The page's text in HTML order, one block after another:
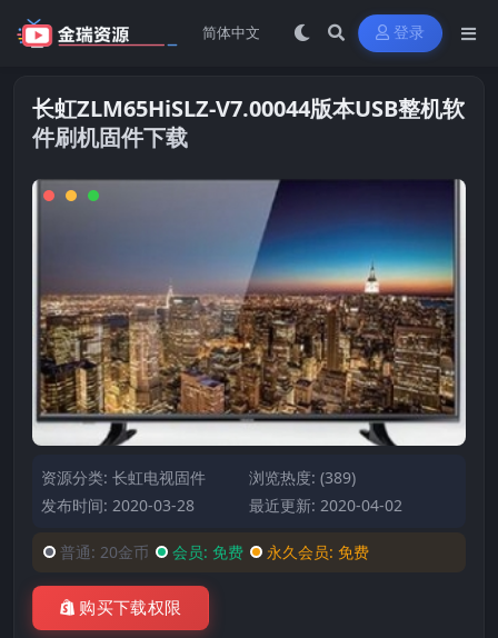
登录
长虹ZLM65HiSLZ-V7.00044版本USB整机软
件刷机固件下载
资源分类: 长虹电视固件
浏览热度: (389)
发布时间: 2020-03-28
最近更新: 2020-04-02
普通: 20金币 会员: 免费 永久会员: 免费
购买下载权限